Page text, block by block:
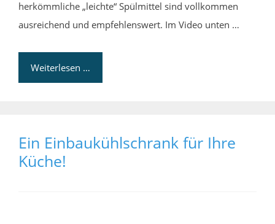
herkömmliche „leichte“ Spülmittel sind vollkommen
ausreichend und empfehlenswert. Im Video unten …
Weiterlesen …
Ein Einbaukühlschrank für Ihre
Küche!